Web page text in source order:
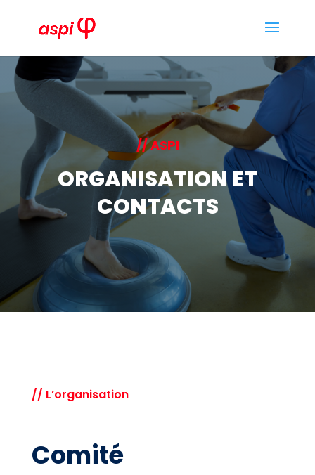
// ASPI
ORGANISATION ET
CONTACTS
// L’organisation
Comité